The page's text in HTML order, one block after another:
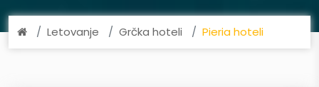
Letovanje Grčka hoteli Pieria hoteli